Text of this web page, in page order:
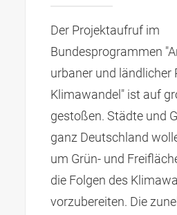
Der Projektaufruf im
Bundesprogrammen
urbaner und ländlicher
Klimawandel" ist auf
gestoßen. Städte und
ganz Deutschland
um Grün- und
die Folgen des
vorzubereiten. Die